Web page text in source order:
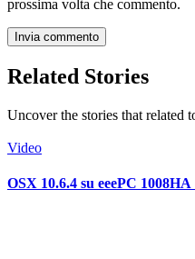
prossima volta che commento.
Related Stories
Uncover the stories that related
Video
OSX 10.6.4 su eeePC